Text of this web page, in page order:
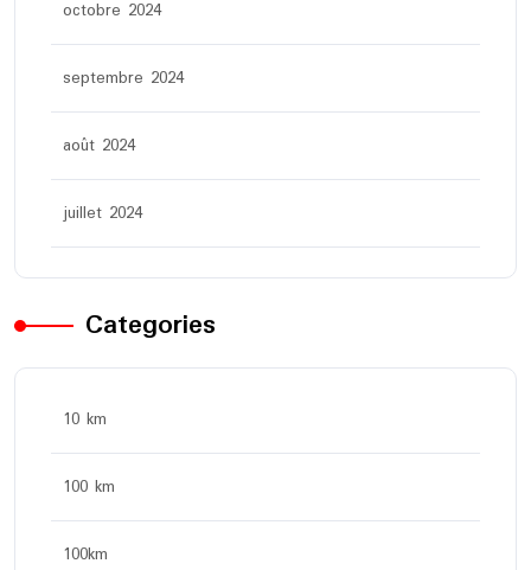
octobre 2024
septembre 2024
août 2024
juillet 2024
Categories
10 km
100 km
100km